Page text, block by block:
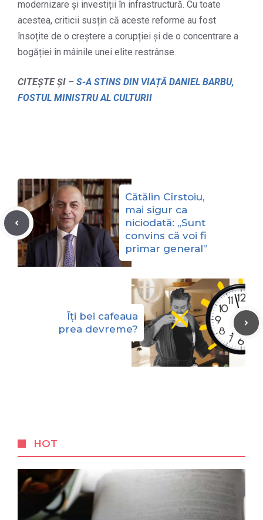
modernizare și investiții în infrastructură. Cu toate
acestea, criticii susțin că aceste reforme au fost
însoțite de o creștere a corupției și de o concentrare a
bogăției în mâinile unei elite restrânse.
CITEȘTE ȘI – S-A STINS DIN VIAȚĂ DANIEL BARBU,
FOSTUL MINISTRU AL CULTURII
Cătălin Cîrstoiu,
mai sigur ca
niciodată: „Sunt
convins că voi fi
primar general”
Îți bei cafeaua
prea devreme?
HOT